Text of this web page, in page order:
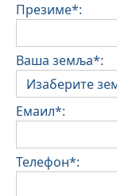
Презиме*:
Ваша земља*:
Емаил*:
Телефон*: